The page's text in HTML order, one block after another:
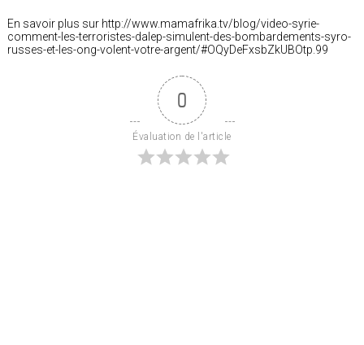
En savoir plus sur http://www.mamafrika.tv/blog/video-syrie-
comment-les-terroristes-dalep-simulent-des-bombardements-syro-
russes-et-les-ong-volent-votre-argent/#OQyDeFxsbZkUBOtp.99
0
Évaluation de l'article